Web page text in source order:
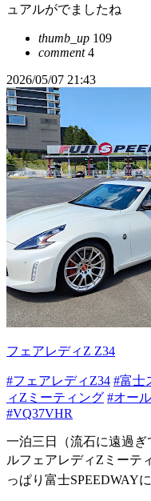
ュアルがでましたね
thumb_up 109
comment4
2026/05/07 21:43
フェアレディZ Z34
#フェアレディZ34 #富士
ィZミーティング #オー
#VQ37VHR
一泊三日（流石に遠過
ルフェアレディZミーテ
っぱり富士SPEEDWAY